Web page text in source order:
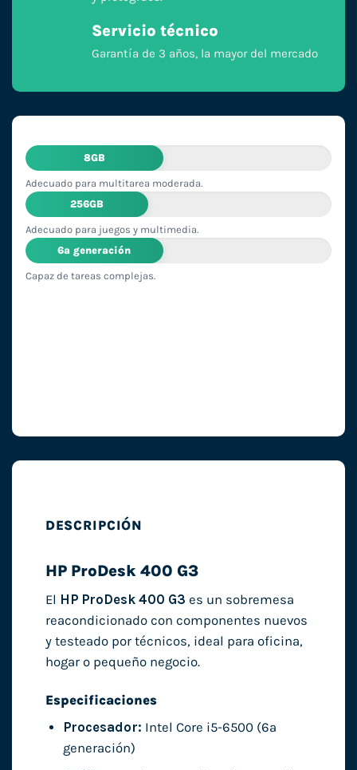
Servicio técnico
Garantía de 3 años, la mayor del mercado
8GB
Adecuado para multitarea moderada.
256GB
Adecuado para juegos y multimedia.
6ª generación
Capaz de tareas complejas.
DESCRIPCIÓN
HP ProDesk 400 G3
El HP ProDesk 400 G3 es un sobremesa
reacondicionado con componentes nuevos
y testeado por técnicos, ideal para oficina,
hogar o pequeño negocio.
Especificaciones
Procesador: Intel Core i5-6500 (6ª
generación)